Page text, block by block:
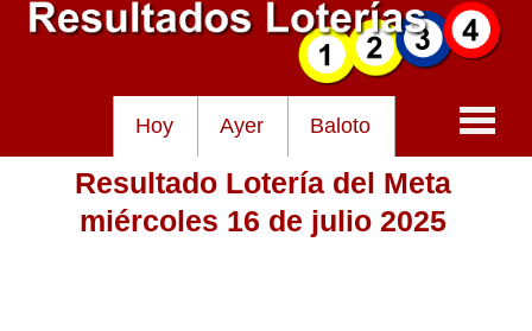
Hoy Ayer Baloto
Baloto
Resultado Lotería del Meta
miércoles 16 de julio 2025